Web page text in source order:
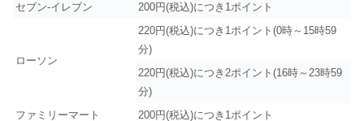
セブン‐イレブン
200円(税込)につき1ポイント
ローソン
220円(税込)につき1ポイント(0時～15時59
分)
220円(税込)につき2ポイント(16時～23時59
分)
ファミリーマート
200円(税込)につき1ポイント